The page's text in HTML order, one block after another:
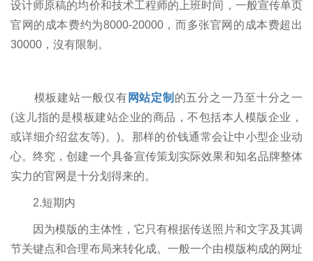
设计师原稿的均价和技术工程师的上班时间，一般宣传单页
官网的成本费约为8000-20000，而多张官网的成本费超出
30000，沒有限制。
模板建站一般仅有 网站定制 的五分之一乃至十分之一
(这儿指的是模板建站企业的商品，不包括本人模版企业，
或详细介绍盆友等)。)。那样的价钱通常会让中小型企业动
心。终究，创建一个具备宣传策划实际效果和知名品牌整体
实力的官网是十分划得来的。
2.短期内
因为模版的主体性，它只有根据传送照片和文字及其调
节关键点和合理布局来转化成。一般一个由模版构成的网址